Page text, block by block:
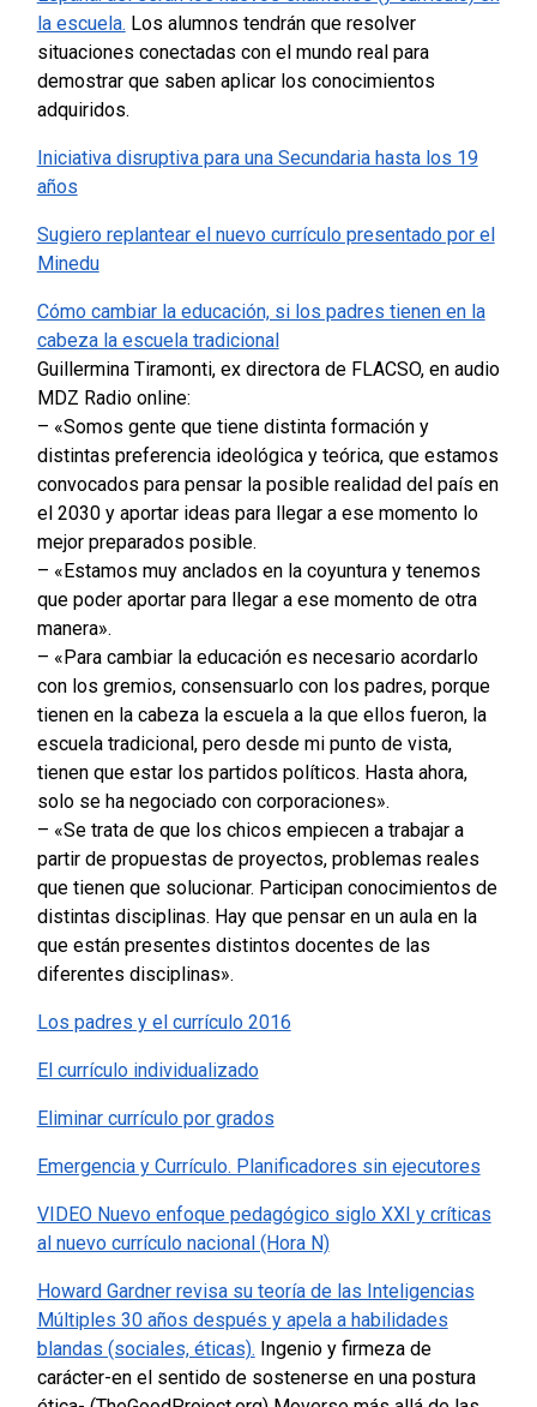
la escuela. Los alumnos tendrán que resolver
situaciones conectadas con el mundo real para
demostrar que saben aplicar los conocimientos
adquiridos.
Iniciativa disruptiva para una Secundaria hasta los 19
años
Sugiero replantear el nuevo currículo presentado por el
Minedu
Cómo cambiar la educación, si los padres tienen en la
cabeza la escuela tradicional
Guillermina Tiramonti, ex directora de FLACSO, en audio
MDZ Radio online:
– «Somos gente que tiene distinta formación y
distintas preferencia ideológica y teórica, que estamos
convocados para pensar la posible realidad del país en
el 2030 y aportar ideas para llegar a ese momento lo
mejor preparados posible.
– «Estamos muy anclados en la coyuntura y tenemos
que poder aportar para llegar a ese momento de otra
manera».
– «Para cambiar la educación es necesario acordarlo
con los gremios, consensuarlo con los padres, porque
tienen en la cabeza la escuela a la que ellos fueron, la
escuela tradicional, pero desde mi punto de vista,
tienen que estar los partidos políticos. Hasta ahora,
solo se ha negociado con corporaciones».
– «Se trata de que los chicos empiecen a trabajar a
partir de propuestas de proyectos, problemas reales
que tienen que solucionar. Participan conocimientos de
distintas disciplinas. Hay que pensar en un aula en la
que están presentes distintos docentes de las
diferentes disciplinas».
Los padres y el currículo 2016
El currículo individualizado
Eliminar currículo por grados
Emergencia y Currículo. Planificadores sin ejecutores
VIDEO Nuevo enfoque pedagógico siglo XXI y críticas
al nuevo currículo nacional (Hora N)
Howard Gardner revisa su teoría de las Inteligencias
Múltiples 30 años después y apela a habilidades
blandas (sociales, éticas). Ingenio y firmeza de
carácter-en el sentido de sostenerse en una postura